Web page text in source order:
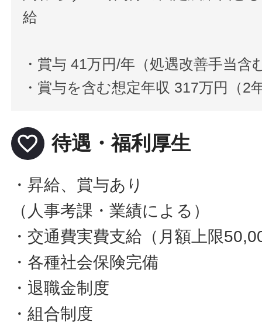
給
・賞与 41万円/年（処遇改善手当含
・賞与を含む想定年収 317万円（2
favorite_border 待遇・福利厚生
・昇給、賞与あり
（人事考課・業績による）
・交通費実費支給（月額上限
・各種社会保険完備
・退職金制度
・組合制度